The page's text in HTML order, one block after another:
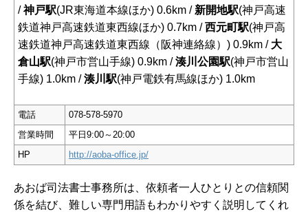
/神戸駅(JR東海道本線ほか) 0.6km / 新開地駅(神戸高速
鉄道神戸高速鉄道東西線ほか) 0.7km /西元町駅(神戸高
速鉄道神戸高速鉄道東西線（阪神連絡線）) 0.9km / 大
倉山駅(神戸市営山手線) 0.9km /湊川公園駅(神戸市営山
手線) 1.0km /湊川駅(神戸電鉄有馬線ほか) 1.0km
電話
078-578-5970
営業時間
平日9:00～20:00
HP
http://aoba-office.jp/
あおば司法書士事務所は、依頼者一人ひとりとの信頼関
係を結び、難しい専門用語もわかりやすく説明してくれ